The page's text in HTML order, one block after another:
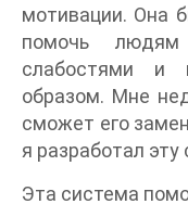
мотивации. Она
помочь
слабостями и
образом. Мне
сможет его
я разработал эту
Эта система